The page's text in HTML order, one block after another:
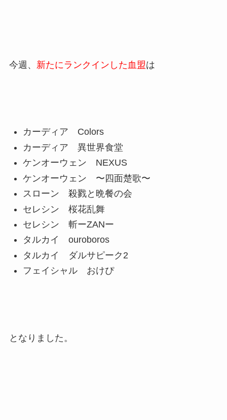
今週、 新たにランクインした血盟は
カーディア Colors
カーディア 異世界食堂
ケンオーウェン NEXUS
ケンオーウェン 〜四面楚歌〜
スローン 殺戮と晩餐の会
セレシン 桜花乱舞
セレシン 斬ーZANー
タルカイ ouroboros
タルカイ ダルサピーク2
フェイシャル おけぴ
となりました。